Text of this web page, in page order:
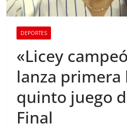
DEPORTES
«Licey
lanza primera
quinto juego
Final